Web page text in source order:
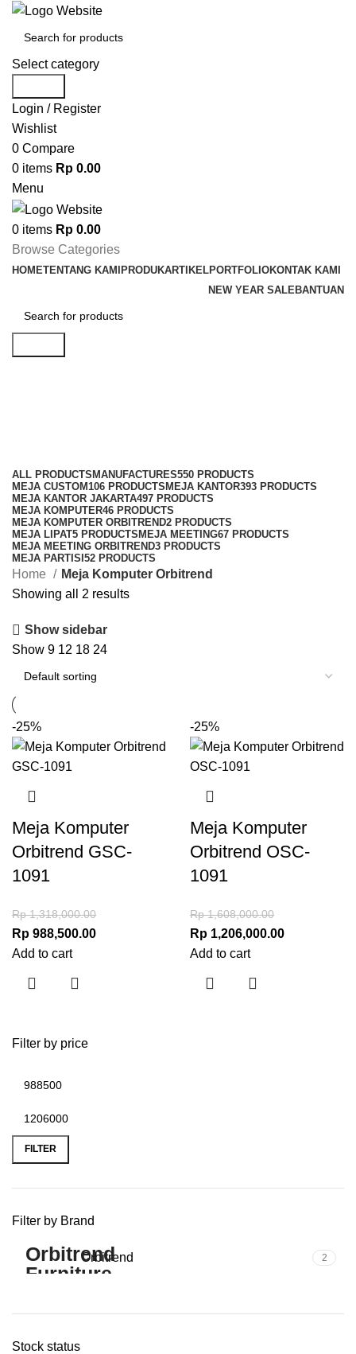
Select category
Login / Register
Wishlist
0 Compare
0 items Rp 0.00
Menu
0 items Rp 0.00
Browse Categories
HOMETENTANG KAMIPRODUKARTIKELPORTFOLIOKONTAK KAMI
NEW YEAR SALEBANTUAN
ALL PRODUCTSMANUFACTURES550 PRODUCTS
MEJA CUSTOM106 PRODUCTSMEJA KANTOR393 PRODUCTS
MEJA KANTOR JAKARTA497 PRODUCTS
MEJA KOMPUTER46 PRODUCTS
MEJA KOMPUTER ORBITREND2 PRODUCTS
MEJA LIPAT5 PRODUCTSMEJA MEETING67 PRODUCTS
MEJA MEETING ORBITREND3 PRODUCTS
MEJA PARTISI52 PRODUCTS
Filter by price
FILTER
Filter by Brand
Orbitrend 2
Stock status
Home
Meja Komputer Orbitrend
Showing all 2 results
Show sidebar
Show 9 12 18 24
-25%
Meja Komputer
Orbitrend GSC-
1091
Rp1,318,000.00
Rp 988,500.00
Add to cart
-25%
Meja Komputer
Orbitrend OSC-
1091
Rp1,608,000.00
Rp 1,206,000.00
Add to cart